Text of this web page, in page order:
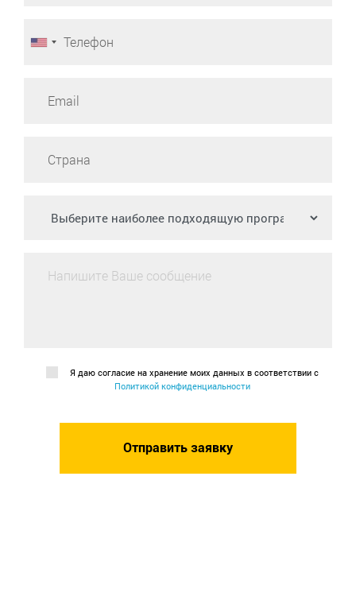
Я даю согласие на хранение моих данных в соответствии с
Политикой конфиденциальности